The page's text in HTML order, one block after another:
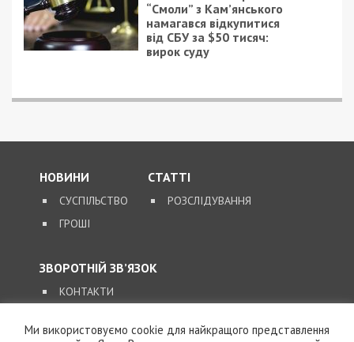
3/02/2024 - 13:30
Мер Черкас отримав
премію у розмірі 350%
21/05/2026 - 11:54
На Київщині
посадовець сільради
зруйноване житло
Ми використовуємо cookie для найкращого представлення